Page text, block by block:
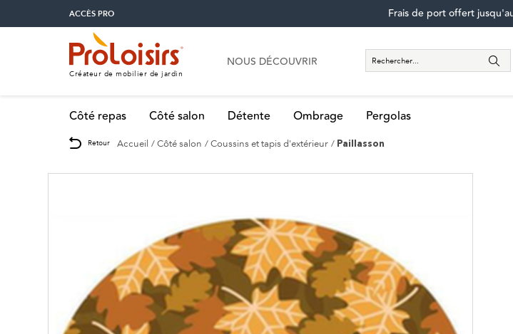
ACCÈS PRO Frais de port offert
Créateur de mobilier de jardin
NOUS DÉCOUVRIR
Côté repas Côté salon Détente Ombrage Pergolas
Retour Accueil Côté salon Coussins et tapis d'extérieur Paillasson